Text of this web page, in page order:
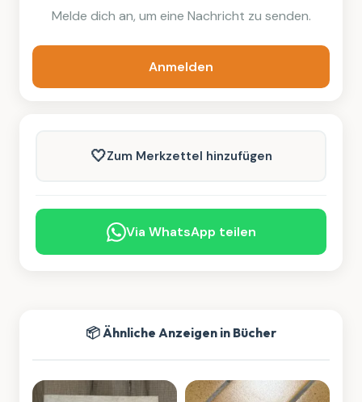
Melde dich an, um eine Nachricht zu senden.
Anmelden
🤍Zum Merkzettel hinzufügen
Via WhatsApp teilen
📦 Ähnliche Anzeigen in Bücher